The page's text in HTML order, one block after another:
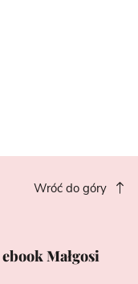
Wróć do góry
Małgosi